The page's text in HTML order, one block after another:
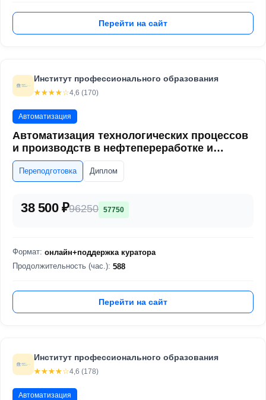
Перейти на сайт
Институт профессионального образования
☆☆☆☆☆
★★★★★4,6 (170)
Автоматизация
Автоматизация технологических процессов
и производств в нефтепереработке и
нефтехимии
Переподготовка Диплом
38 500 ₽96250 57750
Формат: онлайн+поддержка куратора
Продолжительность (час.): 588
Перейти на сайт
Институт профессионального образования
☆☆☆☆☆
★★★★★4,6 (178)
Автоматизация